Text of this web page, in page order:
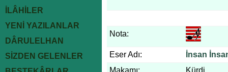
İLÂHİLER
YENİ YAZILANLAR
DÂRULELHAN
SİZDEN GELENLER
Nota:
Eser Adı:
İnsan
Makamı:
Kürdi